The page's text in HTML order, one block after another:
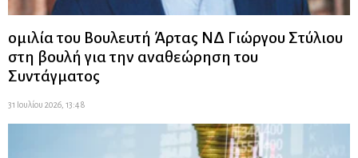
ομιλία του Βουλευτή Άρτας ΝΔ Γιώργου Στύλιου
στη βουλή για την αναθεώρηση του
Συντάγματος
31 Ιουλίου 2026, 13:48